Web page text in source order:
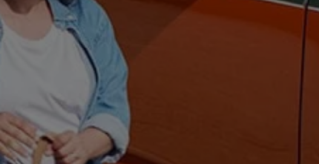
Karriere
Karriere im Unternehmen
Karriere im Autohaus
Nachhaltigkeit
Kunden
Gesellschaft
Natur
Rückblick VW Bus Festival 2023
75 Jahre Bulli Jubiläum
Bulli Magazin
Fahrzeugabholung ab Werk